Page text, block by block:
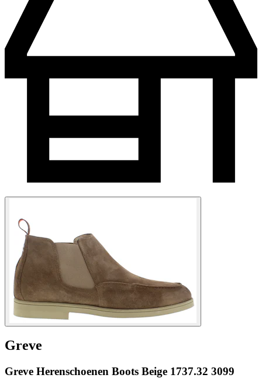
Greve
Greve Herenschoenen Boots Beige 1737.32 3099